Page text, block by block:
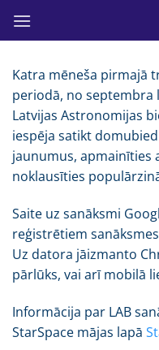
Katra mēneša pirmajā
periodā, no septembra
Latvijas Astronomijas
iespēja satikt
jaunumus, apmainīties
noklausīties
Saite uz sanāksmi
reģistrētiem
Uz datora jāizmanto
pārlūks, vai arī mobilā
Informācija par LAB
StarSpace mājas lapā